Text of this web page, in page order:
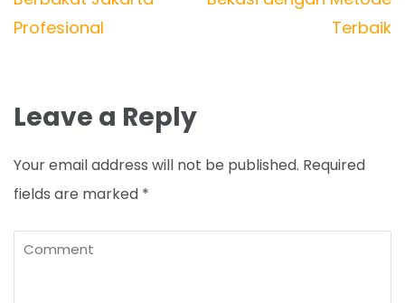
Profesional
Terbaik
Leave a Reply
Your email address will not be published. Required
fields are marked *
Comment